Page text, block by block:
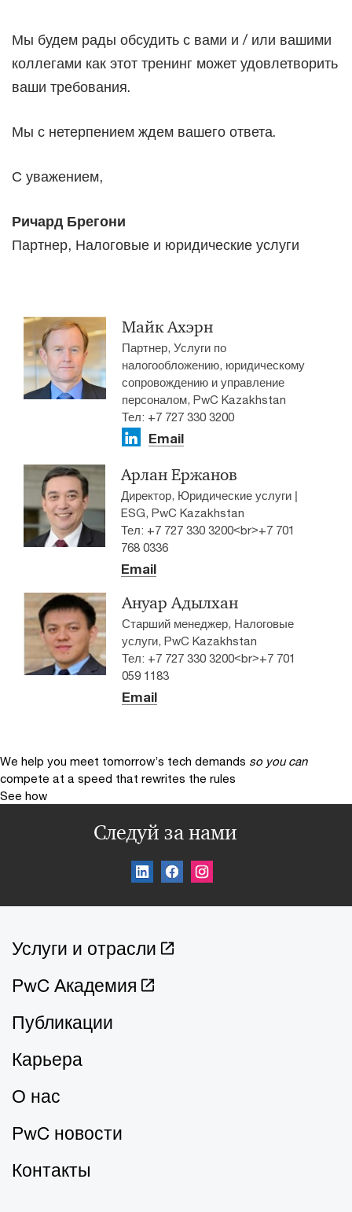
Мы будем рады обсудить с вами и / или вашими
коллегами как этот тренинг может удовлетворить
ваши требования.
Мы с нетерпением ждем вашего ответа.
С уважением,
Ричард Брегони
Партнер, Налоговые и юридические услуги
Майк Ахэрн
Партнер, Услуги по
налогообложению, юридическому
сопровождению и управление
персоналом, PwC Kazakhstan
Тел: +7 727 330 3200
Email
Арлан Ержанов
Директор, Юридические услуги |
ESG, PwC Kazakhstan
Тел: +7 727 330 3200<br>+7 701
768 0336
Email
Ануар Адылхан
Старший менеджер, Налоговые
услуги, PwC Kazakhstan
Тел: +7 727 330 3200<br>+7 701
059 1183
Email
We help you meet tomorrow’s tech demands so you can
compete at a speed that rewrites the rules
See how
Следуй за нами
Услуги и отрасли
PwC Академия
Публикации
Карьера
О нас
PwC новости
Контакты